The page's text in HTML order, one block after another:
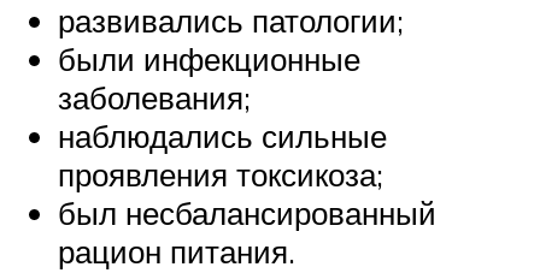
развивались патологии;
были инфекционные
заболевания;
наблюдались сильные
проявления токсикоза;
был несбалансированный
рацион питания.